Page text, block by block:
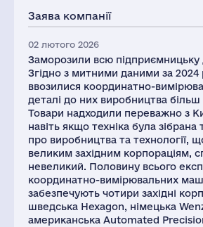
Заява компанії
02 лютого 2026
Заморозили всю підприємницьку
Згідно з митними даними за 2024
ввозилися координатно-
деталі до них виробництва
Товари надходили переважно з
навіть якщо техніка була зібрана
про виробництва та технології,
великим західним корпораціям,
невеликий. Половину всього
координатно-вимірювальних
забезпечують чотири західні
шведська Hexagon, німецька
американська Automated